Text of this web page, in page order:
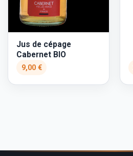
Jus de cépage
Cabernet BIO
9,00 €